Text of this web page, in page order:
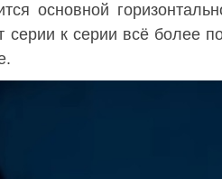
основной
к серии всё более